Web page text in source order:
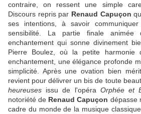
contraire, on ressent une simple
Discours repris par Renaud Capuçon
ses intentions, à savoir
sensibilité. La partie finale
enchantement qui sonne divinement
Pierre Boulez, où la petite harmonie
enchantement, une élégance profonde
simplicité. Après une ovation bien
revient pour délivrer un bis de toute
heureuses issu de l'opéra Orphée et
notoriété de Renaud Capuçon dépasse
cadre du monde de la musique